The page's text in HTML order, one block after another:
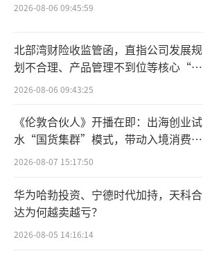
2026-08-06 09:45:59
北部湾财险收监管函，直指公司发展规
划不合理、产品管理不到位等核心“痛
点”
2026-08-06 09:43:25
《伦敦合伙人》开播在即：出海创业试
水“国货集群”模式，带动入境消费反
向种草
2026-08-07 15:17:50
华为哈勃投资、宁德时代加持，天科合
达为何越卖越亏？
2026-08-05 14:16:14